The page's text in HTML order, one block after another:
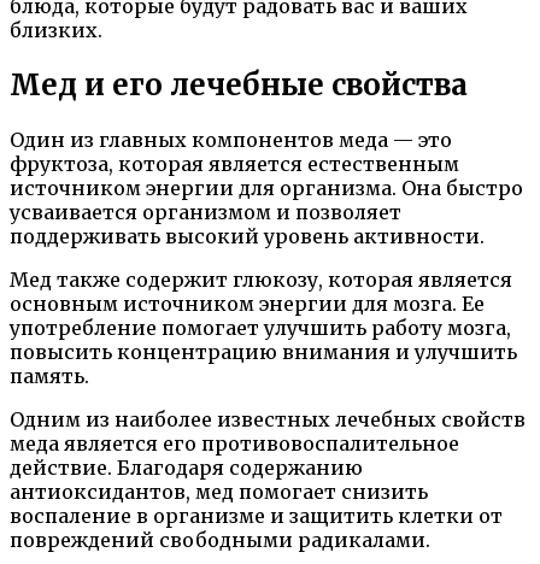
блюда, которые будут радовать вас и ваших
близких.
Мед и его лечебные свойства
Один из главных компонентов меда — это
фруктоза, которая является естественным
источником энергии для организма. Она быстро
усваивается организмом и позволяет
поддерживать высокий уровень активности.
Мед также содержит глюкозу, которая является
основным источником энергии для мозга. Ее
употребление помогает улучшить работу мозга,
повысить концентрацию внимания и улучшить
память.
Одним из наиболее известных лечебных свойств
меда является его противовоспалительное
действие. Благодаря содержанию
антиоксидантов, мед помогает снизить
воспаление в организме и защитить клетки от
повреждений свободными радикалами.